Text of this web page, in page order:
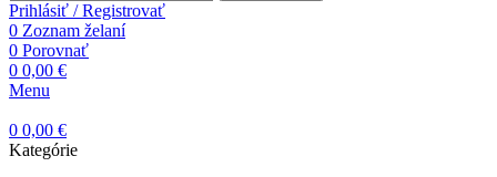
Prihlásiť / Registrovať
0 Zoznam želaní
0 Porovnať
0 0,00 €
Menu
0 0,00 €
Kategórie